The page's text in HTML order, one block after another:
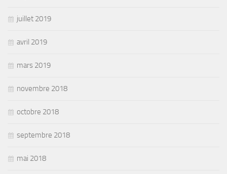
juillet 2019
avril 2019
mars 2019
novembre 2018
octobre 2018
septembre 2018
mai 2018